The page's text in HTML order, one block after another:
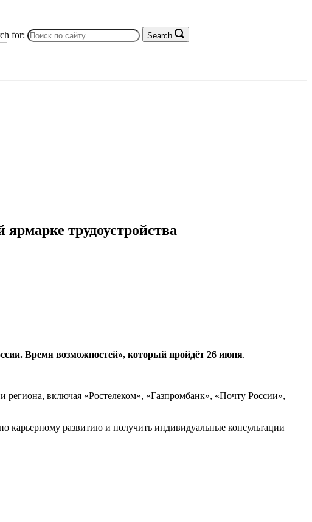
for: Search
трудоустройства
Время возможностей», который пройдёт 26 июня.
региона, включая «Ростелеком», «Газпромбанк», «Почту России»,
карьерному развитию и получить индивидуальные консультации